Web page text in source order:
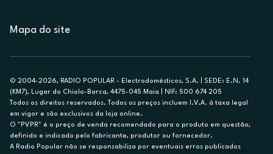
Mapa do site
© 2004-2026, RADIO POPULAR - Electrodomésticos, S.A. | SEDE: E.N. 14
(KM7), Lugar do Chiolo-Barca, 4475-045 Maia | NIF: 500 674 205
Todos os direitos reservados. Todos os preços incluem I.V.A. à taxa legal
em vigor e são exclusivos da loja online.
O "PVPR" é o preço de venda recomendado para o produto em questão,
definido e indicado pelo fabricante, produtor ou fornecedor.
A Radio Popular não se responsabiliza por eventuais erros publicados